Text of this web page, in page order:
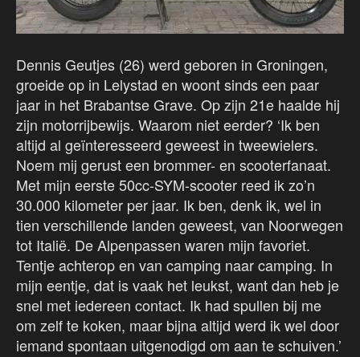
Dennis Geutjes (26) werd geboren in Groningen,
groeide op in Lelystad en woont sinds een paar
jaar in het Brabantse Grave. Op zijn 21e haalde hij
zijn motorrijbewijs. Waarom niet eerder? ‘Ik ben
altijd al geïnteresseerd geweest in tweewielers.
Noem mij gerust een brommer- en scooterfanaat.
Met mijn eerste 50cc-SYM-scooter reed ik zo’n
30.000 kilometer per jaar. Ik ben, denk ik, wel in
tien verschillende landen geweest, van Noorwegen
tot Italië. De Alpenpassen waren mijn favoriet.
Tentje achterop en van camping naar camping. In
mijn eentje, dat is vaak het leukst, want dan heb je
snel met iedereen contact. Ik had spullen bij me
om zelf te koken, maar bijna altijd werd ik wel door
iemand spontaan uitgenodigd om aan te schuiven.’